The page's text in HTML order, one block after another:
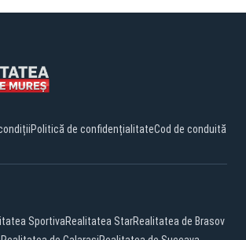
Politică de confidențialitateCod de conduită
SportivaRealitatea StarRealitatea de Brasov